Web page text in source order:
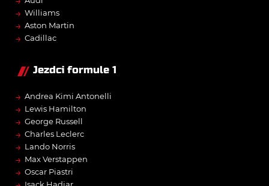
→ Williams
→ Aston Martin
→ Cadillac
Jezdci formule 1
→ Andrea Kimi Antonelli
→ Lewis Hamilton
→ George Russell
→ Charles Leclerc
→ Lando Norris
→ Max Verstappen
→ Oscar Piastri